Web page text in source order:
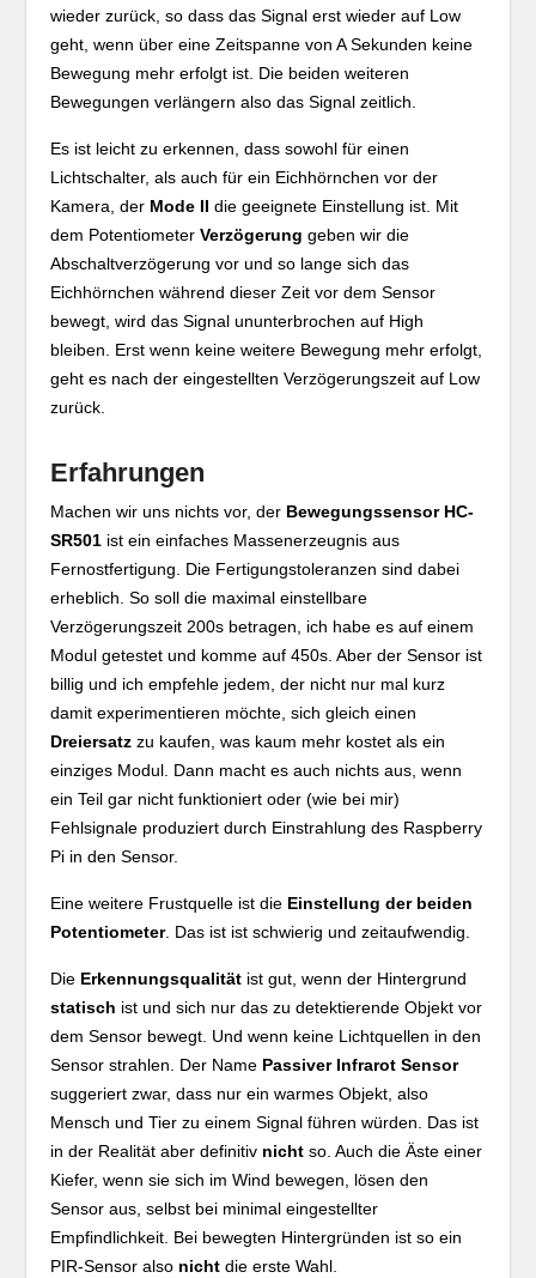
wieder zurück, so dass das Signal erst wieder auf Low
geht, wenn über eine Zeitspanne von A Sekunden keine
Bewegung mehr erfolgt ist. Die beiden weiteren
Bewegungen verlängern also das Signal zeitlich.
Es ist leicht zu erkennen, dass sowohl für einen
Lichtschalter, als auch für ein Eichhörnchen vor der
Kamera, der Mode II die geeignete Einstellung ist. Mit
dem PotentiometerVerzögerung geben wir die
Abschaltverzögerung vor und so lange sich das
Eichhörnchen während dieser Zeit vor dem Sensor
bewegt, wird das Signal ununterbrochen auf High
bleiben. Erst wenn keine weitere Bewegung mehr erfolgt,
geht es nach der eingestellten Verzögerungszeit auf Low
zurück.
Erfahrungen
Machen wir uns nichts vor, der Bewegungssensor HC-
SR501 ist ein einfaches Massenerzeugnis aus
Fernostfertigung. Die Fertigungstoleranzen sind dabei
erheblich. So soll die maximal einstellbare
Verzögerungszeit 200s betragen, ich habe es auf einem
Modul getestet und komme auf 450s. Aber der Sensor ist
billig und ich empfehle jedem, der nicht nur mal kurz
damit experimentieren möchte, sich gleich einen
Dreiersatz zu kaufen, was kaum mehr kostet als ein
einziges Modul. Dann macht es auch nichts aus, wenn
ein Teil gar nicht funktioniert oder (wie bei mir)
Fehlsignale produziert durch Einstrahlung des Raspberry
Pi in den Sensor.
Eine weitere Frustquelle ist die Einstellung der beiden
Potentiometer. Das ist ist schwierig und zeitaufwendig.
Die Erkennungsqualität ist gut, wenn der Hintergrund
statisch ist und sich nur das zu detektierende Objekt vor
dem Sensor bewegt. Und wenn keine Lichtquellen in den
Sensor strahlen. Der Name Passiver Infrarot Sensor
suggeriert zwar, dass nur ein warmes Objekt, also
Mensch und Tier zu einem Signal führen würden. Das ist
in der Realität aber definitiv nicht so. Auch die Äste einer
Kiefer, wenn sie sich im Wind bewegen, lösen den
Sensor aus, selbst bei minimal eingestellter
Empfindlichkeit. Bei bewegten Hintergründen ist so ein
PIR-Sensor also nicht die erste Wahl.